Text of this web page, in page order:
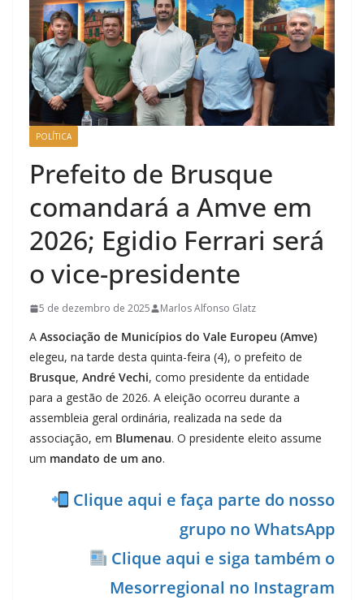
POLÍTICA
Prefeito de Brusque
comandará a Amve em
2026; Egidio Ferrari será
o vice-presidente
5 de dezembro de 2025 Marlos Alfonso Glatz
A Associação de Municípios do Vale Europeu (Amve)
elegeu, na tarde desta quinta-feira (4), o prefeito de
Brusque, André Vechi, como presidente da entidade
para a gestão de 2026. A eleição ocorreu durante a
assembleia geral ordinária, realizada na sede da
associação, em Blumenau. O presidente eleito assume
um mandato de um ano.
Clique aqui e faça parte do nosso
grupo no WhatsApp
Clique aqui e siga também o
Mesorregional no Instagram